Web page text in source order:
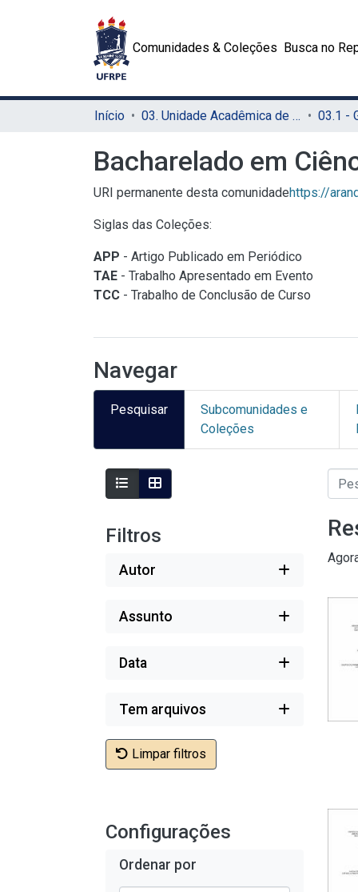
Comunidades & Coleções Busca no
Início 03. Unidade Acadêmica de Serra Talhada (UAST) 03.1 -
Bacharelado em
URI permanente desta comunidadehttps://
Siglas das Coleções:
APP - Artigo Publicado em Periódico
TAE - Trabalho Apresentado em Evento
TCC - Trabalho de Conclusão de Curso
Navegar
Pesquisar
Subcomunidades e
Coleções
Filtros
Autor
Assunto
Data
Tem arquivos
Limpar filtros
Configurações
Ordenar por